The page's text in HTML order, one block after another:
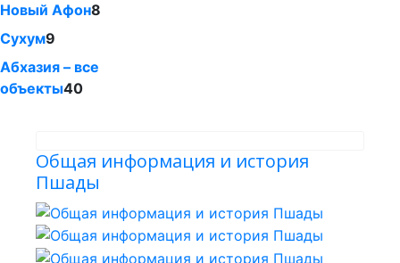
Новый Афон8
Сухум9
Абхазия – все
объекты40
Общая информация и история
Пшады